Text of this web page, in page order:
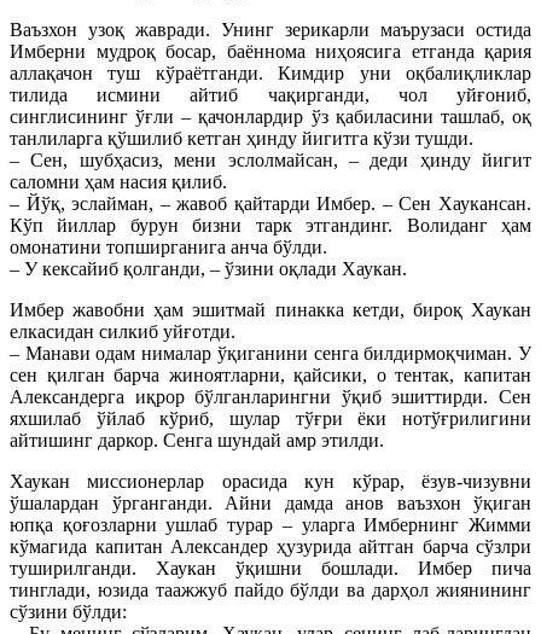
Ваъзхон узоқ жавради. Унинг зерикарли маърузаси остида
Имберни мудроқ босар, баённома ниҳоясига етганда қария
аллақачон туш кўраётганди. Кимдир уни оқбалиқликлар
тилида исмини айтиб чақирганди, чол уйғониб,
синглисининг ўғли – қачонлардир ўз қабиласини ташлаб, оқ
танлиларга қўшилиб кетган ҳинду йигитга кўзи тушди.
– Сен, шубҳасиз, мени эслолмайсан, – деди ҳинду йигит
саломни ҳам насия қилиб.
– Йўқ, эслайман, – жавоб қайтарди Имбер. – Сен Xаукансан.
Кўп йиллар бурун бизни тарк этгандинг. Волиданг ҳам
омонатини топширганига анча бўлди.
– У кексайиб қолганди, – ўзини оқлади Xаукан.
Имбер жавобни ҳам эшитмай пинакка кетди, бироқ Xаукан
елкасидан силкиб уйғотди.
– Манави одам нималар ўқиганини сенга билдирмоқчиман. У
сен қилган барча жиноятларни, қайсики, о тентак, капитан
Александерга иқрор бўлганларингни ўқиб эшиттирди. Сен
яхшилаб ўйлаб кўриб, шулар тўғри ёки нотўғрилигини
айтишинг даркор. Сенга шундай амр этилди.
Хаукан миссионерлар орасида кун кўрар, ёзув-чизувни
ўшалардан ўрганганди. Айни дамда анов ваъзхон ўқиган
юпқа қоғозларни ушлаб турар – уларга Имбернинг Жимми
кўмагида капитан Александер ҳузурида айтган барча сўзлри
туширилганди. Xаукан ўқишни бошлади. Имбер пича
тинглади, юзида таажжуб пайдо бўлди ва дарҳол жиянининг
сўзини бўлди: